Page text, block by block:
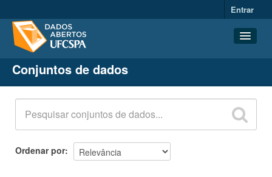
Entrar
Conjuntos de dados
Organizações
Grupos
Sobre
Conjuntos de dados
Ordenar por